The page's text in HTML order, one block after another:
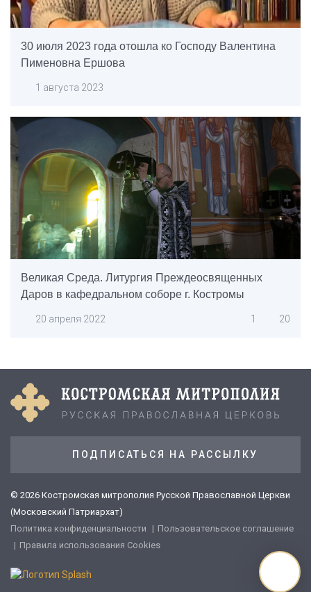
30 июля 2023 года отошла ко Господу Валентина
Пименовна Ершова
1 августа 2023
Великая Среда. Литургия Преждеосвященных
Даров в кафедральном соборе г. Костромы
20 апреля 2022 1 20
ПОДПИСАТЬСЯ НА РАССЫЛКУ
© 2026 Костромская митрополия Русской Православной Церкви
(Московский Патриархат)
Политика конфиденциальности
Пользовательское соглашение
Правила использования Cookies